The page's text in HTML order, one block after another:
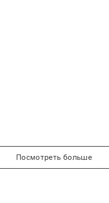
Посмотреть больше